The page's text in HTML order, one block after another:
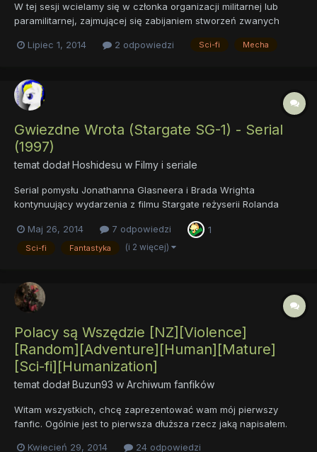
W tej sesji wcielamy się w członka organizacji militarnej lub
paramilitarnej, zajmującej się zabijaniem stworzeń zwanych
Organizacje do których możemy dołączyć: System Karta postaci
Lipiec 1, 2014 2 odpowiedzi Sci-fi Mecha
Gwiezdne Wrota (Stargate SG-1) - Serial
(1997)
temat dodałHoshidesu w Filmy i seriale
Serial pomysłu Jonathanna Glasneera i Brada Wrighta
kontynuujący wydarzenia z filmu Stargate reżyserii Rolanda
niewielki okres do emerytury zostaje przeniesiony do
podziemnego kompleksu znajdującego się pod górą Cheyenne
Maj 26, 2014 7 odpowiedzi 1
Sci-fi Fantastyka (i 2 więcej)
Polacy są Wszędzie [NZ][Violence]
[Random][Adventure][Human][Mature]
[Sci-fi][Humanization]
temat dodałBuzun93 w Archiwum fanfików
Witam wszystkich, chcę zaprezentować wam mój pierwszy
fanfic. Ogólnie jest to pierwsza dłuższa rzecz jaką napisałem.
Kwiecień 29, 2014 24 odpowiedzi